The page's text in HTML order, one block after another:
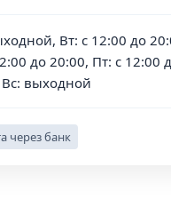
Вт: с 12:00 до
до 20:00, Пт: с 12:00
выходной
через банк